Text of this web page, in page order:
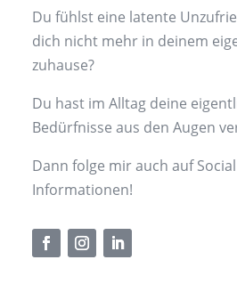
Du fühlst eine latente
dich nicht mehr in deinem
zuhause?
Du hast im Alltag deine
Bedürfnisse aus den Augen
Dann folge mir auch auf
Informationen!